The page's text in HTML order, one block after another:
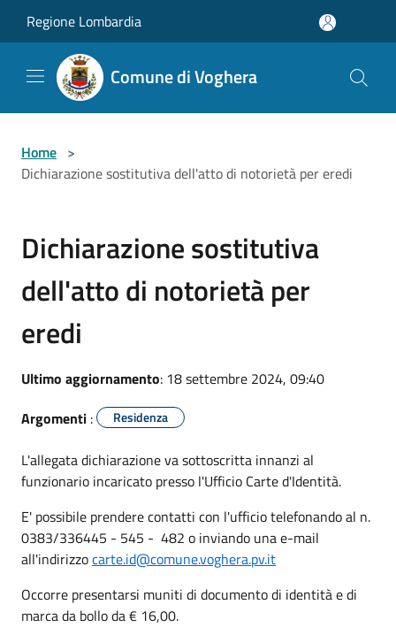
Regione Lombardia
Comune di Voghera
Home >
Dichiarazione sostitutiva dell'atto di notorietà per eredi
Dichiarazione sostitutiva
dell'atto di notorietà per
eredi
Ultimo aggiornamento: 18 settembre 2024, 09:40
Argomenti : Residenza
L'allegata dichiarazione va sottoscritta innanzi al
funzionario incaricato presso l'Ufficio Carte d'Identità.
E' possibile prendere contatti con l'ufficio telefonando al n.
0383/336445 - 545 - 482 o inviando una e-mail
all'indirizzocarte.id@comune.voghera.pv.it
Occorre presentarsi muniti di documento di identità e di
marca da bollo da € 16,00.